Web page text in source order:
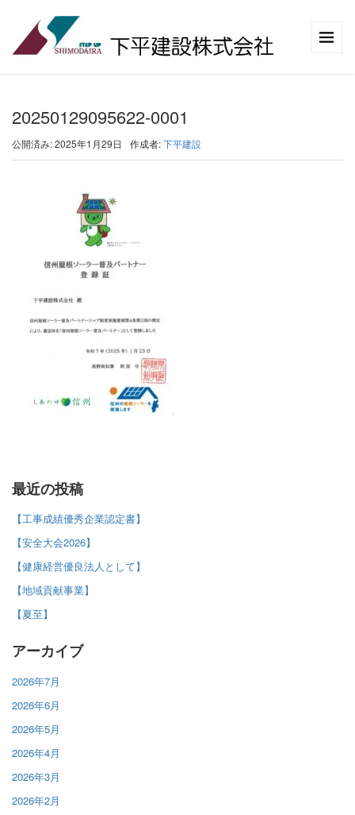
20250129095622-0001
公開済み: 2025年1月29日 作成者:下平建設
最近の投稿
【工事成績優秀企業認定書】
【安全大会2026】
【健康経営優良法人として】
【地域貢献事業】
【夏至】
アーカイブ
2026年7月
2026年6月
2026年5月
2026年4月
2026年3月
2026年2月